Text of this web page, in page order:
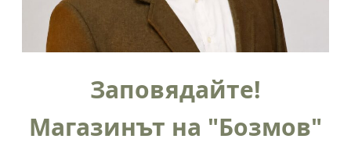
Заповядайте!
Магазинът на "Бозмов"